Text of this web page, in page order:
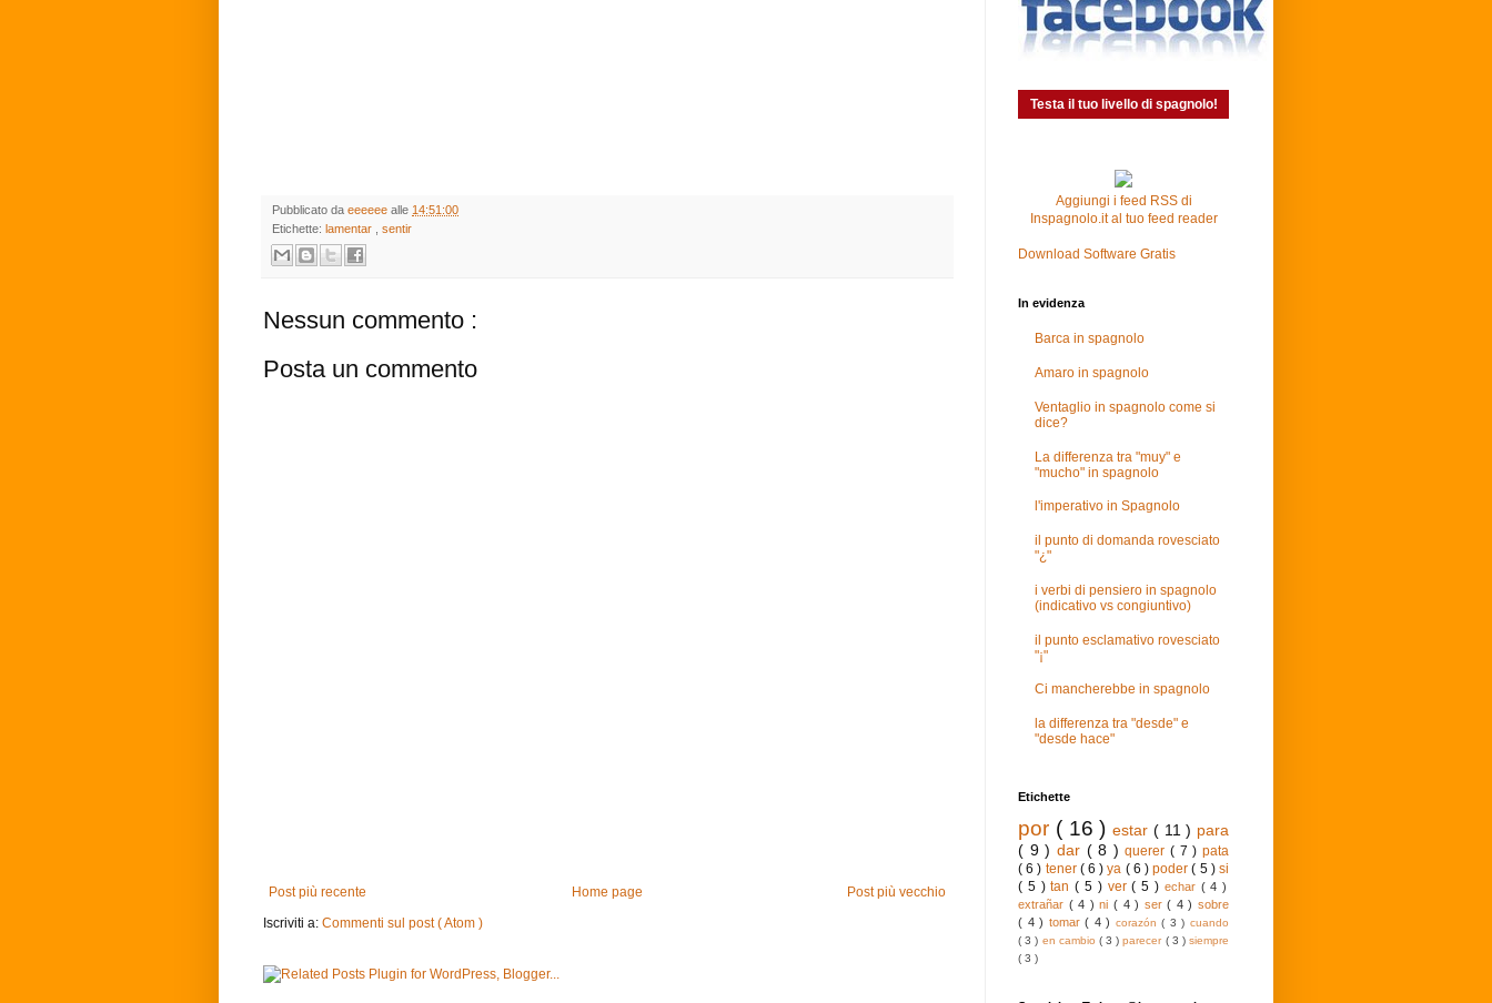
Pubblicato da eeeeee alle 14:51:00
Etichette: lamentar sentir
Nessun commento :
Posta un commento
Post più recente Post più vecchio
Home page
Iscriviti a: Commenti sul post ( Atom )
Testa il tuo livello di spagnolo!
Aggiungi i feed RSS di
Inspagnolo.it al tuo feed reader
Download Software Gratis
In evidenza
Barca in spagnolo
Amaro in spagnolo
Ventaglio in spagnolo come si
dice?
La differenza tra "muy" e
"mucho" in spagnolo
l'imperativo in Spagnolo
il punto di domanda rovesciato
"¿"
i verbi di pensiero in spagnolo
(indicativo vs congiuntivo)
il punto esclamativo rovesciato
"¡"
Ci mancherebbe in spagnolo
la differenza tra "desde" e
"desde hace"
Etichette
por ( 16 ) estar ( 11 ) para
( 9 ) dar ( 8 )querer( 7 )pata
( 6 ) tener ( 6 )ya ( 6 )poder( 5 )si
( 5 )tan( 5 ) ver( 5 ) echar ( 4 )
extrañar ( 4 )ni ( 4 ) ser( 4 )sobre
( 4 ) tomar( 4 ) corazón( 3 )cuando
( 3 ) en cambio ( 3 )parecer ( 3 )siempre
( 3 )